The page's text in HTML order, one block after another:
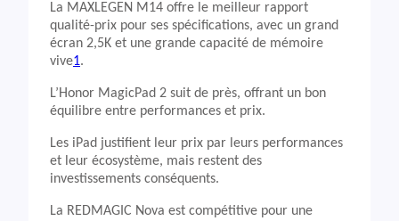
La MAXLEGEN M14 offre le meilleur rapport
qualité-prix pour ses spécifications, avec un grand
écran 2,5K et une grande capacité de mémoire
vive1.
L’Honor MagicPad 2 suit de près, offrant un bon
équilibre entre performances et prix.
Les iPad justifient leur prix par leurs performances
et leur écosystème, mais restent des
investissements conséquents.
La REDMAGIC Nova est compétitive pour une